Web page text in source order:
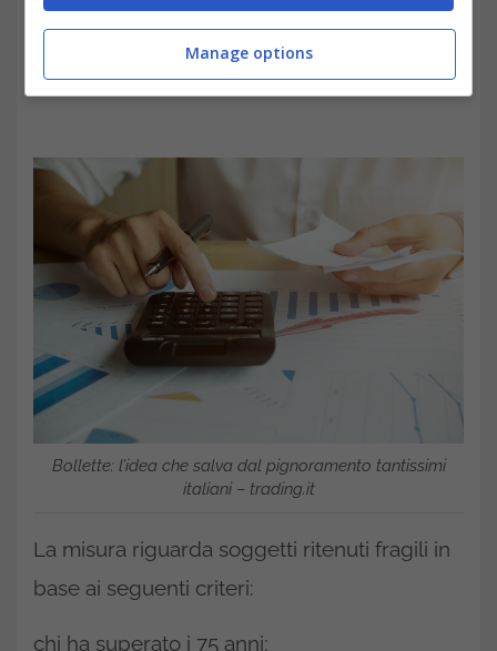
Bollette: l’idea che salva dal pignoramento tantissimi
italiani – trading.it
La misura riguarda soggetti ritenuti fragili in
base ai seguenti criteri:
chi ha superato i 75 anni;
Manage options